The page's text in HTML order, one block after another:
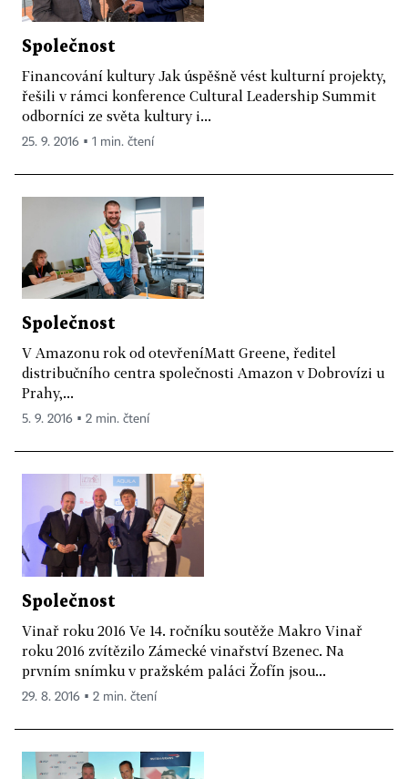
Společnost
Financování kultury Jak úspěšně vést kulturní projekty,
řešili v rámci konference Cultural Leadership Summit
odborníci ze světa kultury i...
25. 9. 2016 ▪ 1 min. čtení
Společnost
V Amazonu rok od otevřeníMatt Greene, ředitel
distribučního centra společnosti Amazon v Dobrovízi u
Prahy,...
5. 9. 2016 ▪ 2 min. čtení
Společnost
Vinař roku 2016 Ve 14. ročníku soutěže Makro Vinař
roku 2016 zvítězilo Zámecké vinařství Bzenec. Na
prvním snímku v pražském paláci Žofín jsou...
29. 8. 2016 ▪ 2 min. čtení